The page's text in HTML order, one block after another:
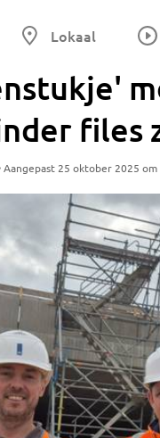
Lokaal
files
Aangepast 25 oktober 2025 om